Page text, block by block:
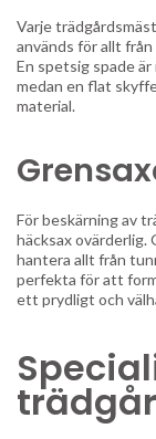
Varje
används för allt
En spetsig spade
medan en flat
material.
För beskärning av
häcksax ovärderlig.
hantera allt från
perfekta för att
ett prydligt och